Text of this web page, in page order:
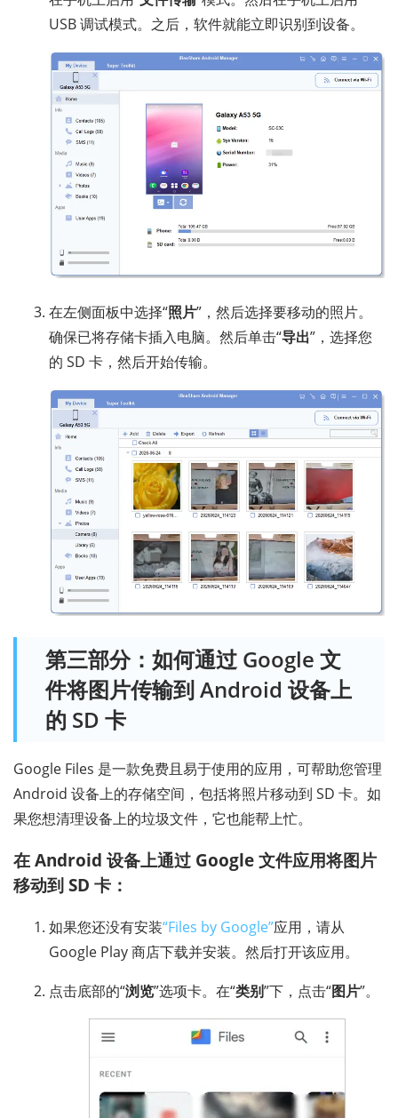
USB 调试模式。之后，软件就能立即识别到设备。
在左侧面板中选择“照片”，然后选择要移动的照片。
确保已将存储卡插入电脑。然后单击“导出”，选择您
的 SD 卡，然后开始传输。
第三部分：如何通过 Google 文
件将图片传输到 Android 设备上
的 SD 卡
Google Files 是一款免费且易于使用的应用，可帮助您管理
Android 设备上的存储空间，包括将照片移动到 SD 卡。如
果您想清理设备上的垃圾文件，它也能帮上忙。
在 Android 设备上通过 Google 文件应用将图片
移动到 SD 卡：
如果您还没有安装“Files by Google”应用，请从
Google Play 商店下载并安装。然后打开该应用。
点击底部的“浏览”选项卡。在“类别”下，点击“图片”。